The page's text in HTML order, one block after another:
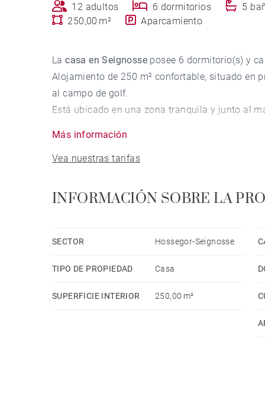
12 adultos 6 dormitorios
5
250,00 m²
Aparcamiento
Lacasa en Seignosse posee 6 dormitorio(s) y
Alojamiento de 250 m² confortable, situado en
al campo de golf.
Está ubicado en una zona tranquila y junto al
climatizada privada, parking aire libre (4
vajilla/cubertería, utensilios/cocina, cafetera,
Más información
Vea nuestras tarifas
INFORMACIÓN SOBRE LA
SECTOR Hossegor-Seignosse
TIPO DE PROPIEDAD Casa
SUPERFICIE INTERIOR 250,00 m²